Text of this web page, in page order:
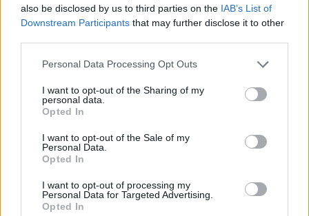
also be disclosed by us to third parties on the IAB’s List of
Downstream Participants that may further disclose it to other
Personal Data Processing Opt Outs
I want to opt-out of the Sharing of my
personal data.
Opted In
I want to opt-out of the Sale of my
Personal Data.
Opted In
I want to opt-out of processing my
Personal Data for Targeted Advertising.
Opted In
Žmonės Užsienio žvaigždės
Pirmasis susitikimas su karaliumi
Karoliu III virto košmaru: žvaigždė
jam spjovė į veidą(2)
2026 m. rugpjūčio 8 d. 08:33